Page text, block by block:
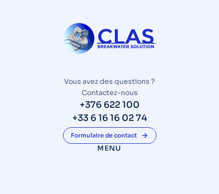
Vous avez des questions ?
Contactez-nous
+376 622 100
+33 6 16 16 02 74
Formulaire de contact
MENU